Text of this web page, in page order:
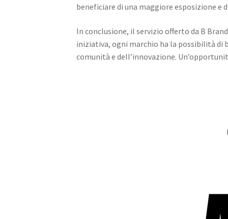
beneficiare di una maggiore esposizione e
In conclusione, il servizio offerto da B
iniziativa, ogni marchio ha la possibilità di
comunità e dell’innovazione.